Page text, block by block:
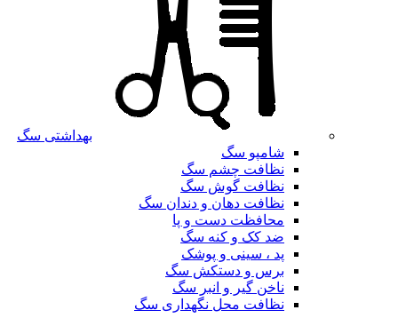
بهداشتی سگ
شامپو سگ
نظافت چشم سگ
نظافت گوش سگ
نظافت دهان و دندان سگ
محافظت دست و پا
ضد کک و کنه سگ
پد ، سینی و پوشک
برس و دستکش سگ
ناخن گیر و انبر سگ
نظافت محل نگهداری سگ